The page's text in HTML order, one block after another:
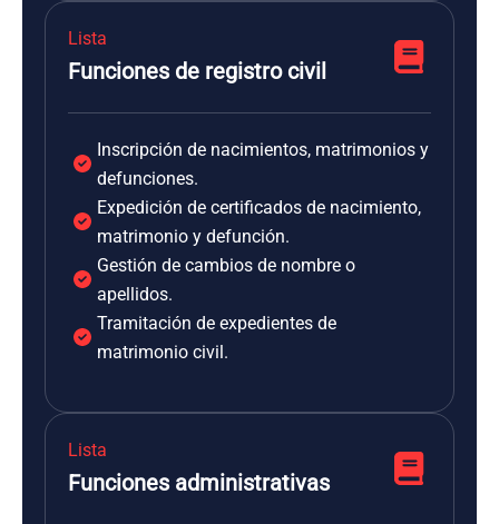
Lista
Funciones de registro civil
Inscripción de nacimientos, matrimonios y
defunciones.
Expedición de certificados de nacimiento,
matrimonio y defunción.
Gestión de cambios de nombre o
apellidos.
Tramitación de expedientes de
matrimonio civil.
Lista
Funciones administrativas